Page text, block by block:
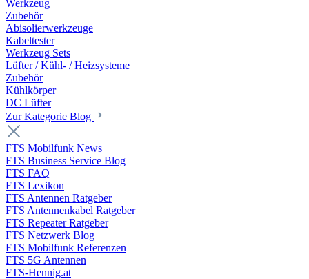
Werkzeug
Zubehör
Abisolierwerkzeuge
Kabeltester
Werkzeug Sets
Lüfter / Kühl- / Heizsysteme
Zubehör
Kühlkörper
DC Lüfter
Zur Kategorie Blog
FTS Mobilfunk News
FTS Business Service Blog
FTS FAQ
FTS Lexikon
FTS Antennen Ratgeber
FTS Antennenkabel Ratgeber
FTS Repeater Ratgeber
FTS Netzwerk Blog
FTS Mobilfunk Referenzen
FTS 5G Antennen
FTS-Hennig.at